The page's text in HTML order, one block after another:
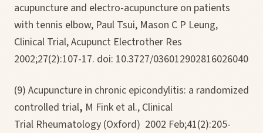
acupuncture and electro-acupuncture on patients
with tennis elbow, Paul Tsui, Mason C P Leung,
Clinical Trial, Acupunct Electrother Res
2002;27(2):107-17. doi: 10.3727/036012902816026040
(9) Acupuncture in chronic epicondylitis: a randomized
controlled trial, M Fink et al., Clinical
Trial Rheumatology (Oxford) 2002 Feb;41(2):205-